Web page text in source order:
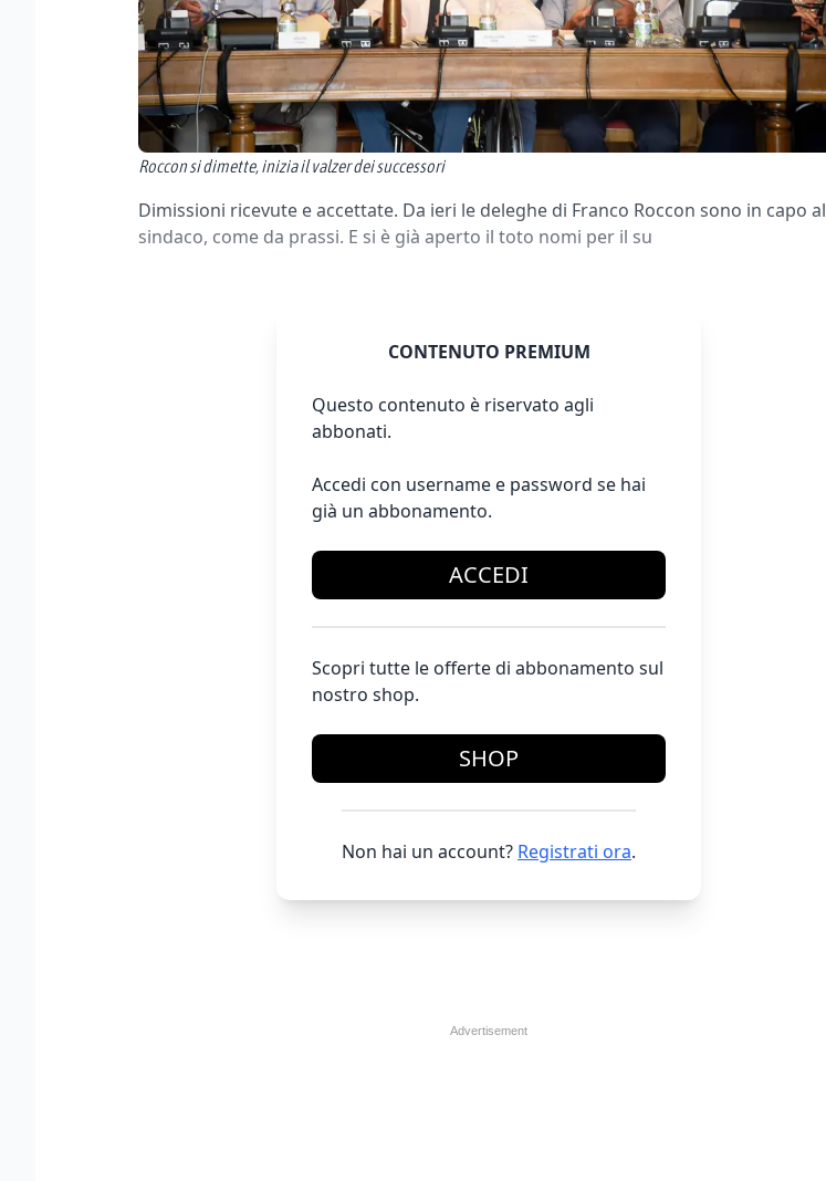
Roccon si dimette, inizia il valzer dei successori
Dimissioni ricevute e accettate. Da ieri le deleghe di Franco Roccon sono in capo al
sindaco, come da prassi. E si è già aperto il toto nomi per il su
CONTENUTO PREMIUM
Questo contenuto è riservato agli
abbonati.
Accedi con username e password se hai
già un abbonamento.
ACCEDI
Scopri tutte le offerte di abbonamento sul
nostro shop.
SHOP
Non hai un account? Registrati ora.